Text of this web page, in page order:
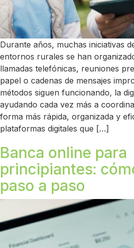
Durante años, muchas iniciativas
entornos rurales se han
llamadas telefónicas, reuniones
papel o cadenas de mensajes
métodos siguen funcionando, la
ayudando cada vez más a
forma más rápida, organizada y
plataformas digitales que […]
Banca online para
principiantes:
paso a paso